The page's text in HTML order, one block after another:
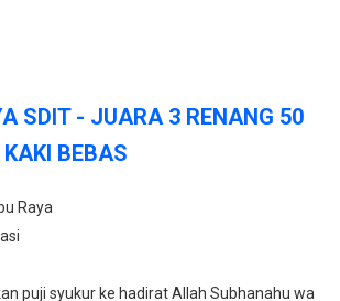
SDIT - JUARA 3 RENANG 50
BEBAS
Raya
puji syukur ke hadirat Allah Subhanahu wa